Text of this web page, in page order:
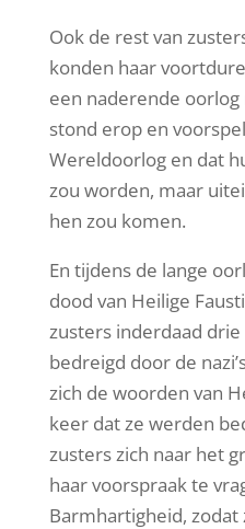
Ook de rest van
konden haar
een naderende
stond erop en
Wereldoorlog en dat
zou worden, maar
hen zou komen.
En tijdens de lange
dood van Heilige
zusters inderdaad
bedreigd door de
zich de woorden van
keer dat ze werden
zusters zich naar het
haar voorspraak te
Barmhartigheid,